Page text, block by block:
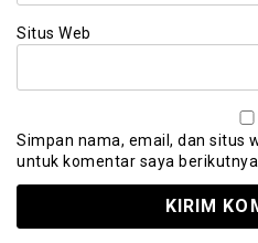
Situs Web
Simpan nama, email, dan situs
untuk komentar saya berikutnya.